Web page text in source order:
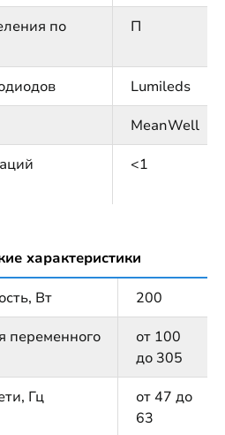
по
П
Lumileds
MeanWell
<1
характеристики
Вт
200
переменного
от 100
до 305
Гц
от 47 до
63